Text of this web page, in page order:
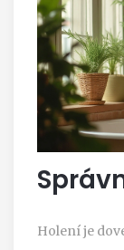
Holení je